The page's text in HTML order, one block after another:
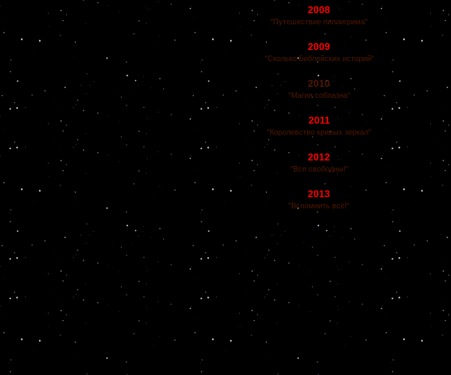
2008
"Путешествие пиллигрима"
2009
"Сколько Библейских историй"
2010
"Магия соблазна"
2011
"Королевство кривых зеркал"
2012
"Все свободны!"
2013
"Вспомнить всё!"